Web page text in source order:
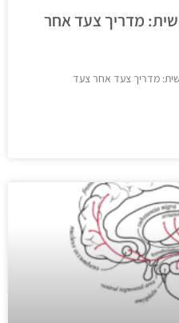
מדריך צעד אחר
מדריך צעד אחר צעד